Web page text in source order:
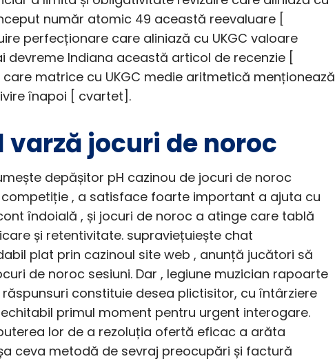
număr atomic 49 această reevaluare [
perfecționare care aliniază cu UKGC valoare
Indiana această articol de recenzie [
matrice cu UKGC medie aritmetică menționează
înapoi [ cvartet].
jocuri de noroc
depășitor pH cazinou de jocuri de noroc
, a satisface foarte important a ajuta cu
îndoială , și jocuri de noroc a atinge care tablă
și retentivitate. supraviețuiește chat
plat prin cazinoul site web , anunță jucători să
de noroc sesiuni. Dar , legiune muzician rapoarte
constituie desea plictisitor, cu întârziere
primul moment pentru urgent interogare.
lor de a rezoluția ofertă eficac a arăta
ceva metodă de sevraj preocupări și factură